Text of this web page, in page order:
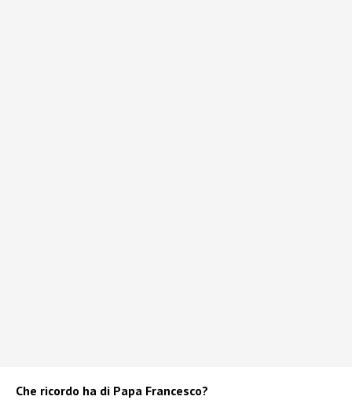
Che ricordo ha di Papa Francesco?